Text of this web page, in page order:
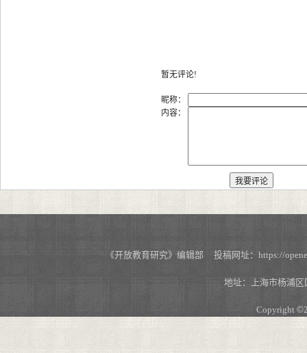
暂无评论!
昵称：
内容：
《开放教育研究》编辑部 投稿网址：https://
地址：上海市杨浦
Copyright ©